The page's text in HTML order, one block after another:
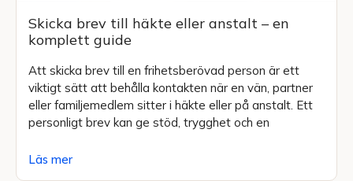
Skicka brev till häkte eller anstalt – en
komplett guide
Att skicka brev till en frihetsberövad person är ett
viktigt sätt att behålla kontakten när en vän, partner
eller familjemedlem sitter i häkte eller på anstalt. Ett
personligt brev kan ge stöd, trygghet och en
Läs mer